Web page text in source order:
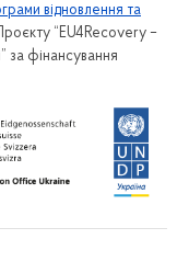
відновлення та
“EU4Recovery –
за фінансування